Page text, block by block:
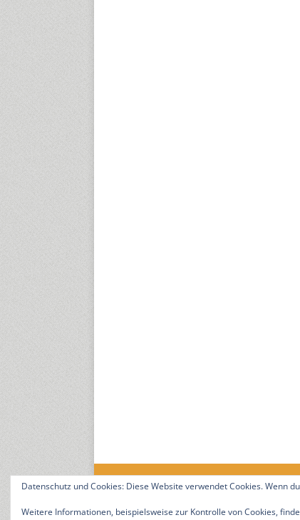
Datenschutz und Cookies: Diese Website verwendet Cookies. Wenn
Weitere Informationen, beispielsweise zur Kontrolle von Cookies,